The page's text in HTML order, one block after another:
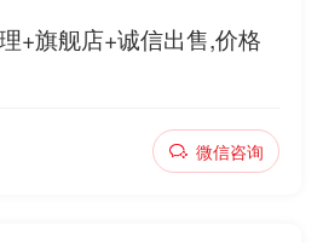
+旗舰店+诚信出售,价格
微信咨询